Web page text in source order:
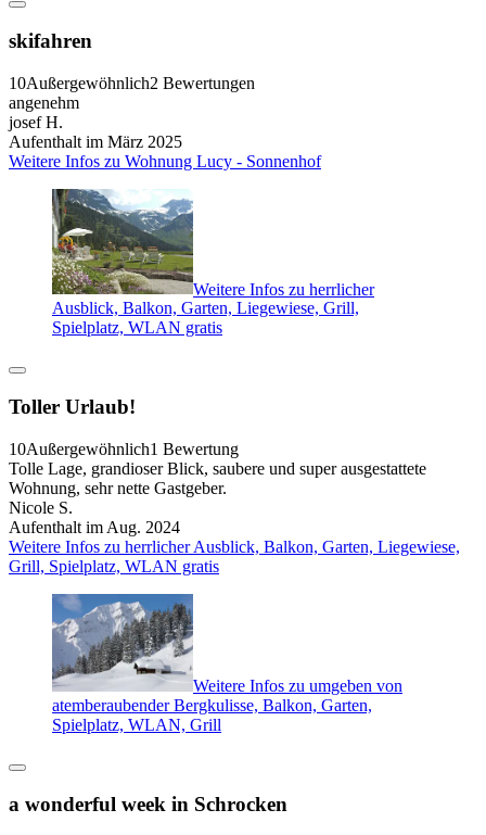
skifahren
10Außergewöhnlich2 Bewertungen
angenehm
josef H.
Aufenthalt im März 2025
Weitere Infos zu Wohnung Lucy - Sonnenhof
Weitere Infos zu herrlicher
Ausblick, Balkon, Garten, Liegewiese, Grill,
Spielplatz, WLAN gratis
Toller Urlaub!
10Außergewöhnlich1 Bewertung
Tolle Lage, grandioser Blick, saubere und super ausgestattete
Wohnung, sehr nette Gastgeber.
Nicole S.
Aufenthalt im Aug. 2024
Weitere Infos zu herrlicher Ausblick, Balkon, Garten, Liegewiese,
Grill, Spielplatz, WLAN gratis
Weitere Infos zu umgeben von
atemberaubender Bergkulisse, Balkon, Garten,
Spielplatz, WLAN, Grill
a wonderful week in Schrocken